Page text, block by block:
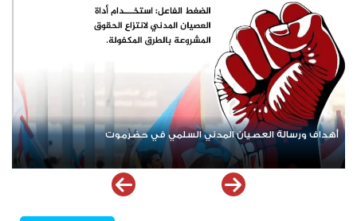
أبرز ممارسات حكومة الوصاية ضد أبناء الجنوب العربي